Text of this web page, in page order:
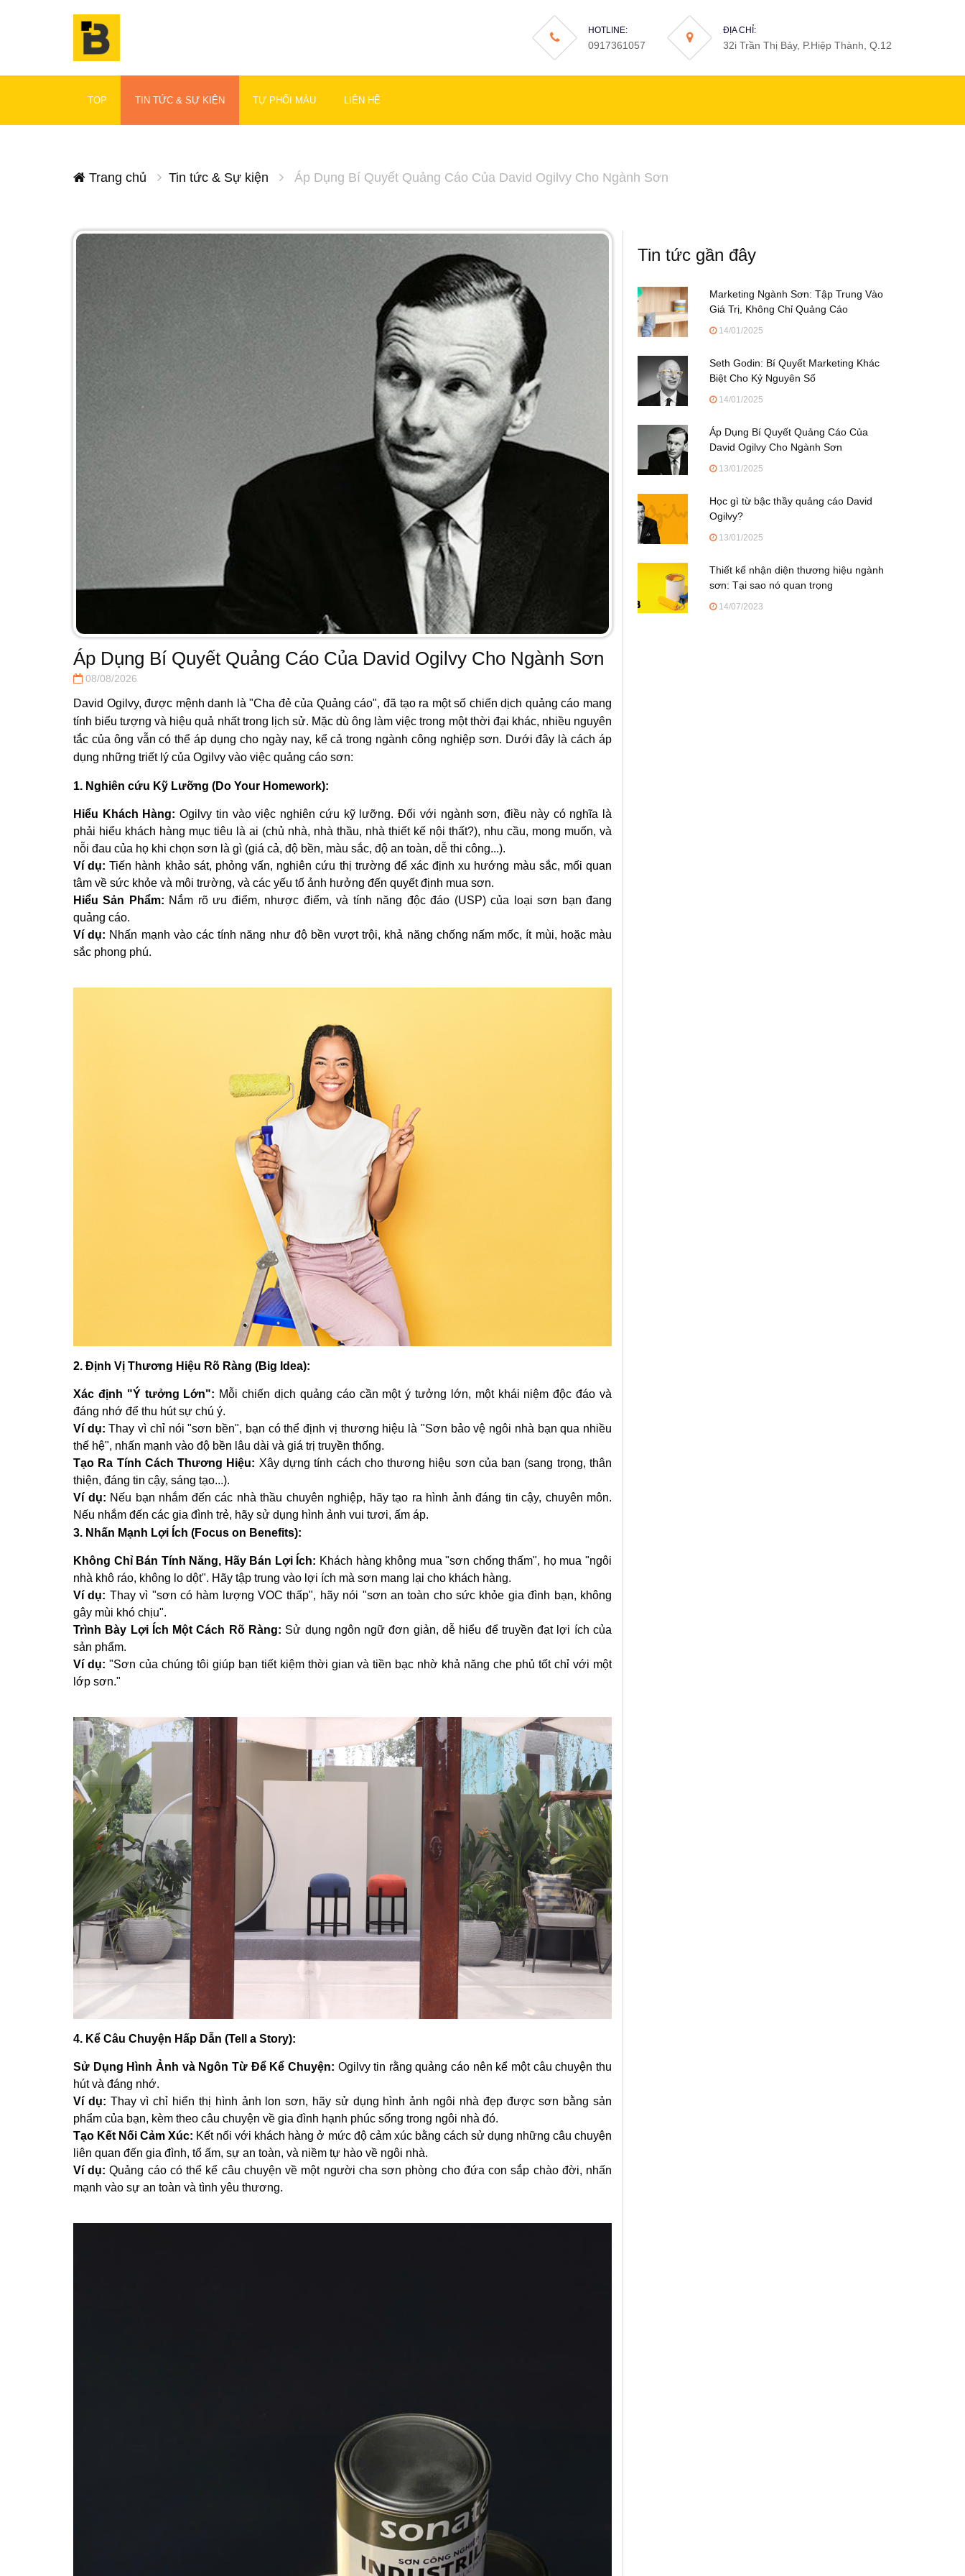
HOTLINE:
0917361057
ĐỊA CHỈ:
32i Trần Thị Bảy, P.Hiệp Thành, Q.12
TOP TIN TỨC & SỰ KIỆN TỰ PHỐI MÀU LIÊN HỆ
Trang chủ Tin tức & Sự kiện Áp Dụng Bí Quyết Quảng Cáo Của David Ogilvy Cho Ngành Sơn
Áp Dụng Bí Quyết Quảng Cáo Của David Ogilvy Cho Ngành Sơn
08/08/2026
David Ogilvy, được mệnh danh là "Cha đẻ của Quảng cáo", đã tạo ra một số chiến dịch quảng cáo mang
tính biểu tượng và hiệu quả nhất trong lịch sử. Mặc dù ông làm việc trong một thời đại khác, nhiều nguyên
tắc của ông vẫn có thể áp dụng cho ngày nay, kể cả trong ngành công nghiệp sơn. Dưới đây là cách áp
dụng những triết lý của Ogilvy vào việc quảng cáo sơn:
1. Nghiên cứu Kỹ Lưỡng (Do Your Homework):
Hiểu Khách Hàng: Ogilvy tin vào việc nghiên cứu kỹ lưỡng. Đối với ngành sơn, điều này có nghĩa là
phải hiểu khách hàng mục tiêu là ai (chủ nhà, nhà thầu, nhà thiết kế nội thất?), nhu cầu, mong muốn, và
nỗi đau của họ khi chọn sơn là gì (giá cả, độ bền, màu sắc, độ an toàn, dễ thi công...).
Ví dụ: Tiến hành khảo sát, phỏng vấn, nghiên cứu thị trường để xác định xu hướng màu sắc, mối quan
tâm về sức khỏe và môi trường, và các yếu tố ảnh hưởng đến quyết định mua sơn.
Hiểu Sản Phẩm: Nắm rõ ưu điểm, nhược điểm, và tính năng độc đáo (USP) của loại sơn bạn đang
quảng cáo.
Ví dụ: Nhấn mạnh vào các tính năng như độ bền vượt trội, khả năng chống nấm mốc, ít mùi, hoặc màu
sắc phong phú.
2. Định Vị Thương Hiệu Rõ Ràng (Big Idea):
Xác định "Ý tưởng Lớn": Mỗi chiến dịch quảng cáo cần một ý tưởng lớn, một khái niệm độc đáo và
đáng nhớ để thu hút sự chú ý.
Ví dụ: Thay vì chỉ nói "sơn bền", bạn có thể định vị thương hiệu là "Sơn bảo vệ ngôi nhà bạn qua nhiều
thế hệ", nhấn mạnh vào độ bền lâu dài và giá trị truyền thống.
Tạo Ra Tính Cách Thương Hiệu: Xây dựng tính cách cho thương hiệu sơn của bạn (sang trọng, thân
thiện, đáng tin cậy, sáng tạo...).
Ví dụ: Nếu bạn nhắm đến các nhà thầu chuyên nghiệp, hãy tạo ra hình ảnh đáng tin cậy, chuyên môn.
Nếu nhắm đến các gia đình trẻ, hãy sử dụng hình ảnh vui tươi, ấm áp.
3. Nhấn Mạnh Lợi Ích (Focus on Benefits):
Không Chỉ Bán Tính Năng, Hãy Bán Lợi Ích: Khách hàng không mua "sơn chống thấm", họ mua "ngôi
nhà khô ráo, không lo dột". Hãy tập trung vào lợi ích mà sơn mang lại cho khách hàng.
Ví dụ: Thay vì "sơn có hàm lượng VOC thấp", hãy nói "sơn an toàn cho sức khỏe gia đình bạn, không
gây mùi khó chịu".
Trình Bày Lợi Ích Một Cách Rõ Ràng: Sử dụng ngôn ngữ đơn giản, dễ hiểu để truyền đạt lợi ích của
sản phẩm.
Ví dụ: "Sơn của chúng tôi giúp bạn tiết kiệm thời gian và tiền bạc nhờ khả năng che phủ tốt chỉ với một
lớp sơn."
4. Kể Câu Chuyện Hấp Dẫn (Tell a Story):
Sử Dụng Hình Ảnh và Ngôn Từ Để Kể Chuyện: Ogilvy tin rằng quảng cáo nên kể một câu chuyện thu
hút và đáng nhớ.
Ví dụ: Thay vì chỉ hiển thị hình ảnh lon sơn, hãy sử dụng hình ảnh ngôi nhà đẹp được sơn bằng sản
phẩm của bạn, kèm theo câu chuyện về gia đình hạnh phúc sống trong ngôi nhà đó.
Tạo Kết Nối Cảm Xúc: Kết nối với khách hàng ở mức độ cảm xúc bằng cách sử dụng những câu chuyện
liên quan đến gia đình, tổ ấm, sự an toàn, và niềm tự hào về ngôi nhà.
Ví dụ: Quảng cáo có thể kể câu chuyện về một người cha sơn phòng cho đứa con sắp chào đời, nhấn
mạnh vào sự an toàn và tình yêu thương.
Tin tức gần đây
Marketing Ngành Sơn: Tập Trung Vào
Giá Trị, Không Chỉ Quảng Cáo
14/01/2025
Seth Godin: Bí Quyết Marketing Khác
Biệt Cho Kỷ Nguyên Số
14/01/2025
Áp Dụng Bí Quyết Quảng Cáo Của
David Ogilvy Cho Ngành Sơn
13/01/2025
Học gì từ bậc thầy quảng cáo David
Ogilvy?
13/01/2025
Thiết kế nhận diện thương hiệu ngành
sơn: Tại sao nó quan trọng
14/07/2023